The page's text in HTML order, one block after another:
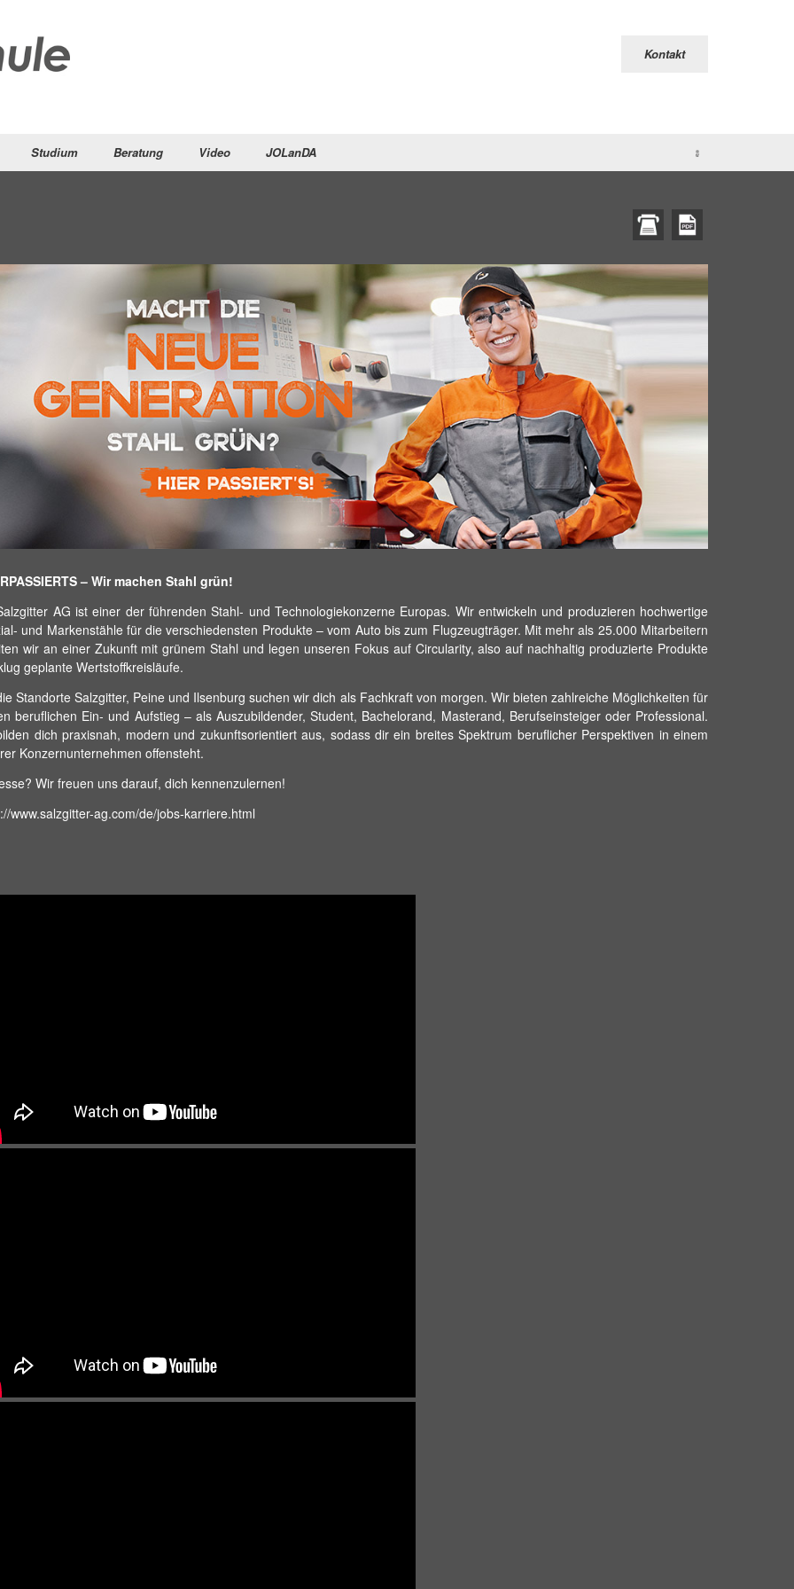
Kontakt
Studium Beratung Video JOLanDA
– Wir machen Stahl grün!
AG ist einer der führenden Stahl- und Technologiekonzerne Europas. Wir entwickeln und produzieren hochwertige
und Markenstähle für die verschiedensten Produkte – vom Auto bis zum Flugzeugträger. Mit mehr als 25.000 Mitarbeitern
wir an einer Zukunft mit grünem Stahl und legen unseren Fokus auf Circularity, also auf nachhaltig produzierte Produkte
geplante Wertstoffkreisläufe.
Standorte Salzgitter, Peine und Ilsenburg suchen wir dich als Fachkraft von morgen. Wir bieten zahlreiche Möglichkeiten für
beruflichen Ein- und Aufstieg – als Auszubildender, Student, Bachelorand, Masterand, Berufseinsteiger oder Professional.
dich praxisnah, modern und zukunftsorientiert aus, sodass dir ein breites Spektrum beruflicher Perspektiven in einem
Konzernunternehmen offensteht.
Wir freuen uns darauf, dich kennenzulernen!
www.salzgitter-ag.com/de/jobs-karriere.html